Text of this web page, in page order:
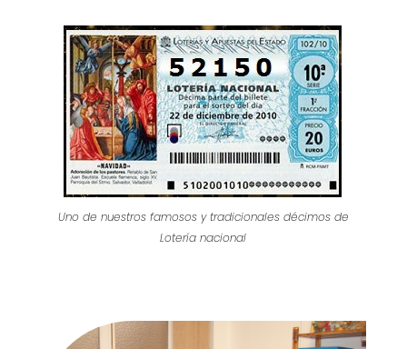
Uno de nuestros famosos y tradicionales décimos de
Lotería nacional